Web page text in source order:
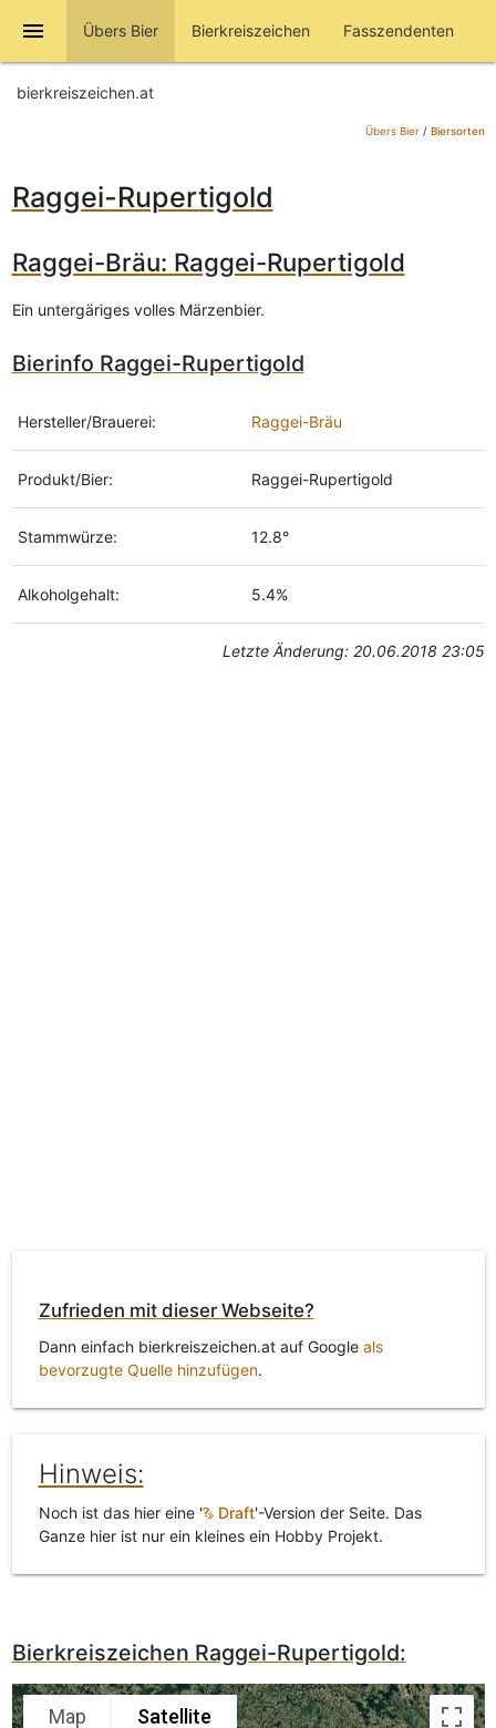
menu Übers Bier Bierkreiszeichen Fasszendenten
bierkreiszeichen.at
Übers Bier/ Biersorten
Raggei-Rupertigold
Raggei-Bräu: Raggei-Rupertigold
Ein untergäriges volles Märzenbier.
Bierinfo Raggei-Rupertigold
Hersteller/Brauerei: Raggei-Bräu
Produkt/Bier: Raggei-Rupertigold
Stammwürze: 12.8°
Alkoholgehalt: 5.4%
Letzte Änderung: 20.06.2018 23:05
Zufrieden mit dieser Webseite?
Dann einfach bierkreiszeichen.at auf Google als
bevorzugte Quelle hinzufügen.
Hinweis:
Noch ist das hier eine ' Draft'-Version der Seite. Das
Ganze hier ist nur ein kleines ein Hobby Projekt.
Bierkreiszeichen Raggei-Rupertigold:
Map Satellite